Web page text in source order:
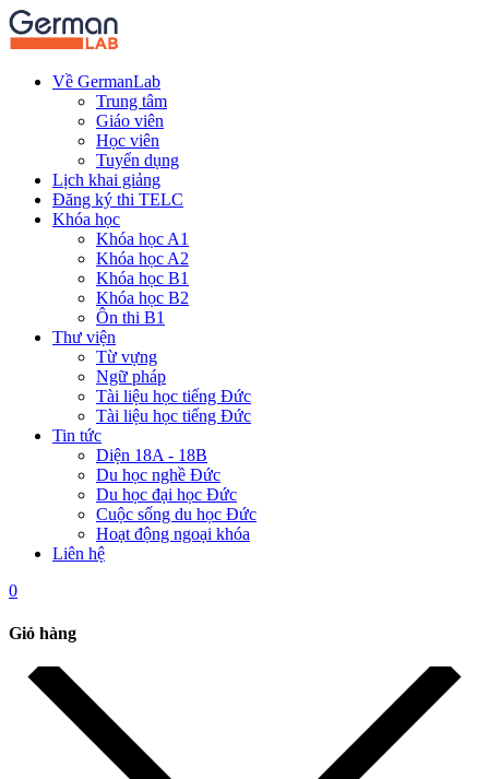
Về GermanLab
Trung tâm
Giáo viên
Học viên
Tuyển dụng
Lịch khai giảng
Đăng ký thi TELC
Khóa học
Khóa học A1
Khóa học A2
Khóa học B1
Khóa học B2
Ôn thi B1
Thư viện
Từ vựng
Ngữ pháp
Tài liệu học tiếng Đức
Tài liệu học tiếng Đức
Tin tức
Diện 18A - 18B
Du học nghề Đức
Du học đại học Đức
Cuộc sống du học Đức
Hoạt động ngoại khóa
Liên hệ
0
Giỏ hàng